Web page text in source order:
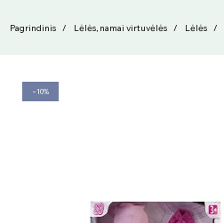
Pagrindinis Lėlės, namai virtuvėlės Lėlės
−10%